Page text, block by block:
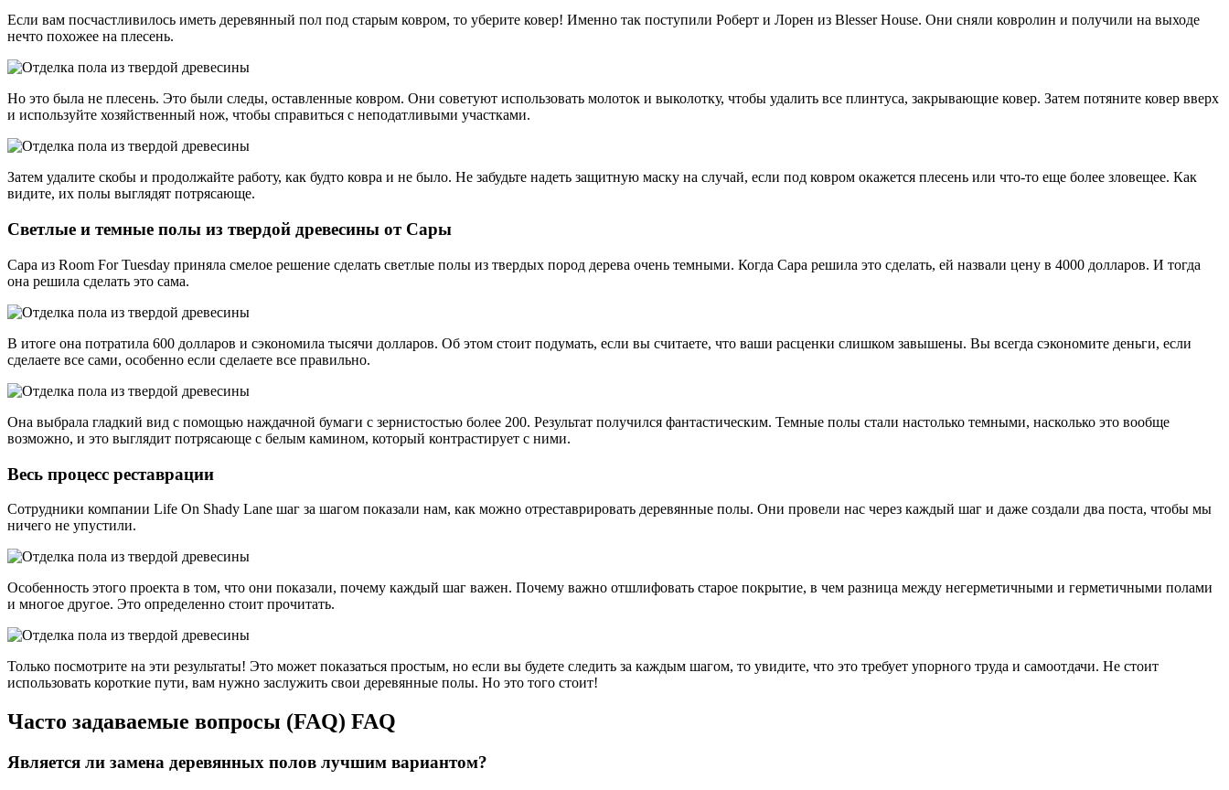
Если вам посчастливилось иметь деревянный пол под старым ковром, то уберите ковер! Именно так поступили Роберт и Лорен из Blesser House. Они сняли ковролин и получили на выходе
нечто похожее на плесень.
Но это была не плесень. Это были следы, оставленные ковром. Они советуют использовать молоток и выколотку, чтобы удалить все плинтуса, закрывающие ковер. Затем потяните ковер вверх
и используйте хозяйственный нож, чтобы справиться с неподатливыми участками.
Затем удалите скобы и продолжайте работу, как будто ковра и не было. Не забудьте надеть защитную маску на случай, если под ковром окажется плесень или что-то еще более зловещее. Как
видите, их полы выглядят потрясающе.
Светлые и темные полы из твердой древесины от Сары
Сара из Room For Tuesday приняла смелое решение сделать светлые полы из твердых пород дерева очень темными. Когда Сара решила это сделать, ей назвали цену в 4000 долларов. И тогда
она решила сделать это сама.
В итоге она потратила 600 долларов и сэкономила тысячи долларов. Об этом стоит подумать, если вы считаете, что ваши расценки слишком завышены. Вы всегда сэкономите деньги, если
сделаете все сами, особенно если сделаете все правильно.
Она выбрала гладкий вид с помощью наждачной бумаги с зернистостью более 200. Результат получился фантастическим. Темные полы стали настолько темными, насколько это вообще
возможно, и это выглядит потрясающе с белым камином, который контрастирует с ними.
Весь процесс реставрации
Сотрудники компании Life On Shady Lane шаг за шагом показали нам, как можно отреставрировать деревянные полы. Они провели нас через каждый шаг и даже создали два поста, чтобы мы
ничего не упустили.
Особенность этого проекта в том, что они показали, почему каждый шаг важен. Почему важно отшлифовать старое покрытие, в чем разница между негерметичными и герметичными полами
и многое другое. Это определенно стоит прочитать.
Только посмотрите на эти результаты! Это может показаться простым, но если вы будете следить за каждым шагом, то увидите, что это требует упорного труда и самоотдачи. Не стоит
использовать короткие пути, вам нужно заслужить свои деревянные полы. Но это того стоит!
Часто задаваемые вопросы (FAQ) FAQ
Является ли замена деревянных полов лучшим вариантом?